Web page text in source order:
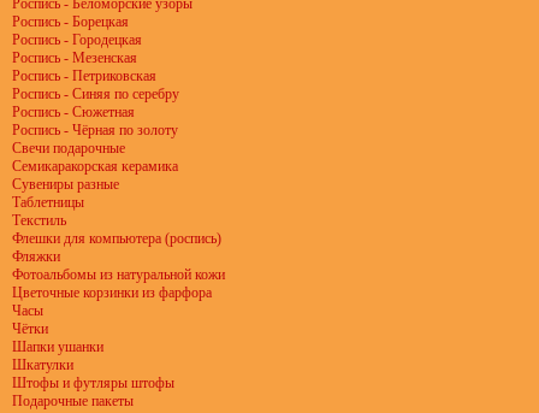
Роспись - Беломорские узоры
Роспись - Борецкая
Роспись - Городецкая
Роспись - Мезенская
Роспись - Петриковская
Роспись - Синяя по серебру
Роспись - Сюжетная
Роспись - Чёрная по золоту
Свечи подарочные
Семикаракорская керамика
Сувениры разные
Таблетницы
Текстиль
Флешки для компьютера (роспись)
Фляжки
Фотоальбомы из натуральной кожи
Цветочные корзинки из фарфора
Часы
Чётки
Шапки ушанки
Шкатулки
Штофы и футляры штофы
Подарочные пакеты